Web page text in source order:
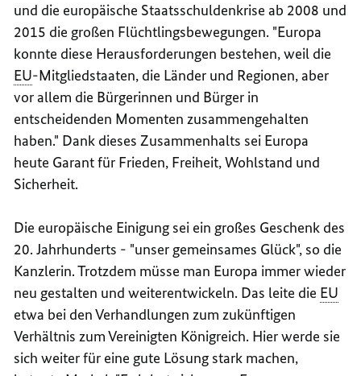
und die europäische Staatsschuldenkrise ab 2008 und
2015 die großen Flüchtlingsbewegungen. "Europa
konnte diese Herausforderungen bestehen, weil die
EU-Mitgliedstaaten, die Länder und Regionen, aber
vor allem die Bürgerinnen und Bürger in
entscheidenden Momenten zusammengehalten
haben." Dank dieses Zusammenhalts sei Europa
heute Garant für Frieden, Freiheit, Wohlstand und
Sicherheit.
Die europäische Einigung sei ein großes Geschenk des
20. Jahrhunderts - "unser gemeinsames Glück", so die
Kanzlerin. Trotzdem müsse man Europa immer wieder
neu gestalten und weiterentwickeln. Das leite die EU
etwa bei den Verhandlungen zum zukünftigen
Verhältnis zum Vereinigten Königreich. Hier werde sie
sich weiter für eine gute Lösung stark machen,